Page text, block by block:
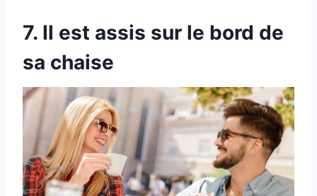
7. Il est assis sur le bord de
sa chaise